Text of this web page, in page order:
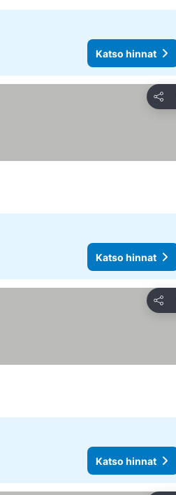
Katso hinnat
Jaa
Katso hinnat
Jaa
Katso hinnat